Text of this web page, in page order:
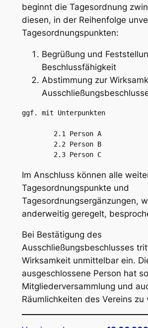
beginnt die Tagesordnung
diesen, in der Reihenfolge
Tagesordnungspunkten:
Begrüßung und
Beschlussfähigkeit
Abstimmung zur
ggf. mit Unterpunkten
        2.3 Person C
Im Anschluss können alle
Tagesordnungspunkte und
Tagesordnungsergänzungen,
anderweitig geregelt,
Bei Bestätigung des
Ausschließungsbeschlusses
Wirksamkeit unmittelbar ein.
ausgeschlossene Person hat
Mitgliederversammlung und
Räumlichkeiten des Vereins zu